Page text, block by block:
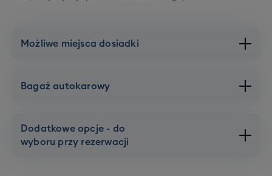
Możliwe miejsca dosiadki
Brak dopłat,Dojazd
Katowice
Brak dopłat,Dojazd
Bagaż autokarowy
Bagaż podręczny
Dodatkowe opcje - do
wyboru przy rezerwacji